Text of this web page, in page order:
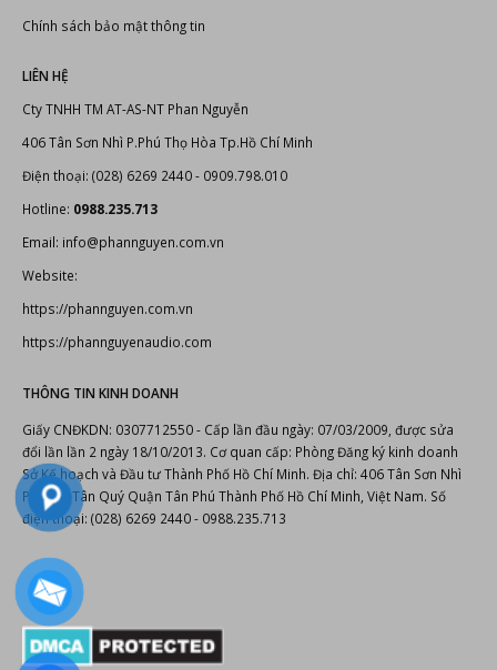
Cty TNHH TM AT-AS-NT Phan Nguyễn
406 Tân Sơn Nhì P.Phú Thọ Hòa Tp.Hồ Chí Minh
Điện thoại: (028) 6269 2440 - 0909.798.010
Hotline: 0988.235.713
Email: info@phannguyen.com.vn
Website:
https://phannguyen.com.vn
https://phannguyenaudio.com
THÔNG TIN KINH DOANH
đổi lần lần 2 ngày 18/10/2013. Cơ quan cấp: Phòng Đăng ký kinh doanh
Sở Kế hoạch và Đầu tư Thành Phố Hồ Chí Minh. Địa chỉ: 406 Tân Sơn Nhì
Phường Tân Quý Quận Tân Phú Thành Phố Hồ Chí Minh, Việt Nam. Số
điện thoại: (028) 6269 2440 - 0988.235.713